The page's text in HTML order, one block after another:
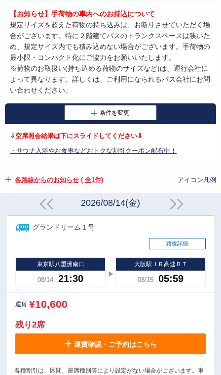
【お知らせ】手荷物の車内へのお持込について
規定サイズを超えた荷物の持ち込みは、お断りさせていただく場
合がございます。特に２階建てバスのトランクスペースは狭いた
め、規定サイズ内でも積み込めない場合がございます。手荷物の
最小限・コンパクト化にご協力をお願いいたします。
※荷物のお取扱い(持ち込める荷物のサイズなど)は、運行会社に
よって異なります。詳しくは、ご利用になられるバス会社にお問
い合わせください。
⇓空席照会結果は下にスライドしてください⇓
・サウナ入浴やお食事などおトクな割引クーポン配布中！
各路線からのお知らせ ( 全1件) アイコン凡例
2026/08/14(金)
グランドリーム１号
路線詳細
東京駅八重洲南口
08/14 21:30
大阪駅ＪＲ高速ＢＴ
08/15 05:59
運賃 ¥10,600
残り2席
運賃確認・ご予約はこちら
各種割引は、区間、座席種別等により設定がない場合がございます。車